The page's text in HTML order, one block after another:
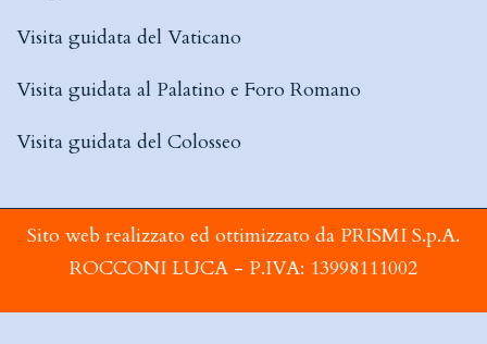
Visita guidata del Vaticano
Visita guidata al Palatino e Foro Romano
Visita guidata del Colosseo
Sito web realizzato ed ottimizzato da PRISMI S.p.A.
ROCCONI LUCA - P.IVA: 13998111002